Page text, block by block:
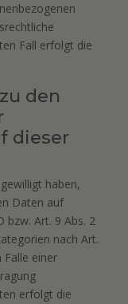
Fall erfolgt die
den
dieser
haben,
Daten auf
bzw. Art. 9 Abs. 2
nach Art.
Falle einer
erfolgt die